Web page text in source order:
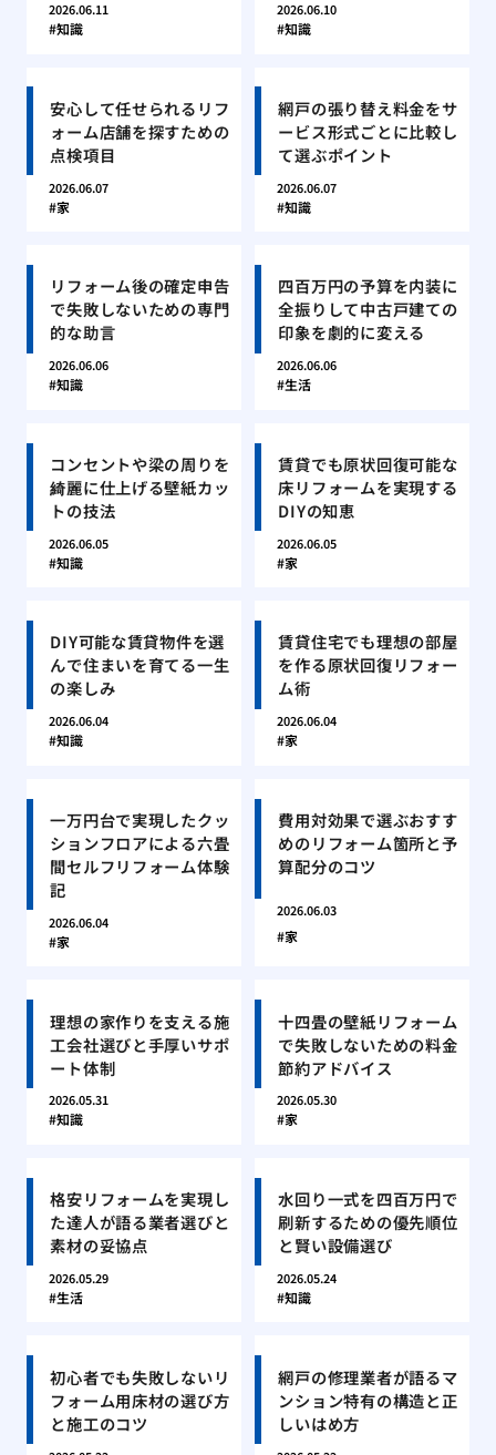
2026.06.11
知識
2026.06.10
知識
安心して任せられるリフ
ォーム店舗を探すための
点検項目
2026.06.07
家
網戸の張り替え料金をサ
ービス形式ごとに比較し
て選ぶポイント
2026.06.07
知識
リフォーム後の確定申告
で失敗しないための専門
的な助言
2026.06.06
知識
四百万円の予算を内装に
全振りして中古戸建ての
印象を劇的に変える
2026.06.06
生活
コンセントや梁の周りを
綺麗に仕上げる壁紙カッ
トの技法
2026.06.05
知識
賃貸でも原状回復可能な
床リフォームを実現する
DIYの知恵
2026.06.05
家
DIY可能な賃貸物件を選
んで住まいを育てる一生
の楽しみ
2026.06.04
知識
賃貸住宅でも理想の部屋
を作る原状回復リフォー
ム術
2026.06.04
家
一万円台で実現したクッ
ションフロアによる六畳
間セルフリフォーム体験
記
2026.06.04
家
費用対効果で選ぶおすす
めのリフォーム箇所と予
算配分のコツ
2026.06.03
家
理想の家作りを支える施
工会社選びと手厚いサポ
ート体制
2026.05.31
知識
十四畳の壁紙リフォーム
で失敗しないための料金
節約アドバイス
2026.05.30
家
格安リフォームを実現し
た達人が語る業者選びと
素材の妥協点
2026.05.29
生活
水回り一式を四百万円で
刷新するための優先順位
と賢い設備選び
2026.05.24
知識
初心者でも失敗しないリ
フォーム用床材の選び方
と施工のコツ
網戸の修理業者が語るマ
ンション特有の構造と正
しいはめ方